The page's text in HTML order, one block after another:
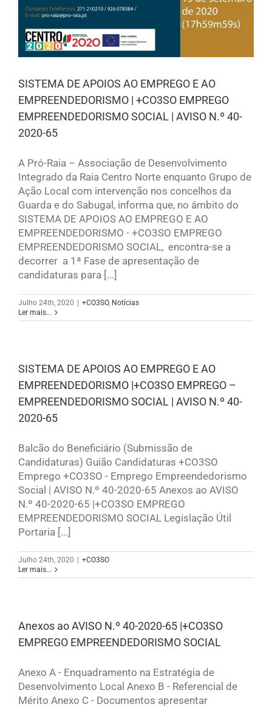
SISTEMA DE APOIOS AO EMPREGO E AO
EMPREENDEDORISMO | +CO3SO EMPREGO
EMPREENDEDORISMO SOCIAL | AVISO N.º 40-
2020-65
A Pró-Raia – Associação de Desenvolvimento
Integrado da Raia Centro Norte enquanto Grupo de
Ação Local com intervenção nos concelhos da
Guarda e do Sabugal, informa que, no âmbito do
SISTEMA DE APOIOS AO EMPREGO E AO
EMPREENDEDORISMO - +CO3SO EMPREGO
EMPREENDEDORISMO SOCIAL, encontra-se a
decorrer a 1ª Fase de apresentação de
candidaturas para [...]
Julho 24th, 2020 | +CO3SO, Notícias
Ler mais...
SISTEMA DE APOIOS AO EMPREGO E AO
EMPREENDEDORISMO |+CO3SO EMPREGO –
EMPREENDEDORISMO SOCIAL | AVISO N.º 40-
2020-65
Balcão do Beneficiário (Submissão de
Candidaturas) Guião Candidaturas +CO3SO
Emprego +CO3SO - Emprego Empreendedorismo
Social | AVISO N.º 40-2020-65 Anexos ao AVISO
N.º 40-2020-65 |+CO3SO EMPREGO
EMPREENDEDORISMO SOCIAL Legislação Útil
Portaria [...]
Julho 24th, 2020 | +CO3SO
Ler mais...
Anexos ao AVISO N.º 40-2020-65 |+CO3SO
EMPREGO EMPREENDEDORISMO SOCIAL
Anexo A - Enquadramento na Estratégia de
Desenvolvimento Local Anexo B - Referencial de
Mérito Anexo C - Documentos apresentar